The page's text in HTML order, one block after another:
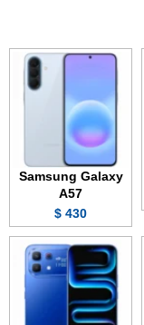
Samsung Galaxy
A57
430 $